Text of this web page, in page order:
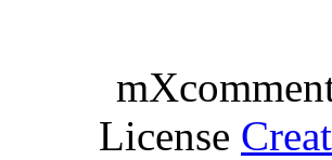
License